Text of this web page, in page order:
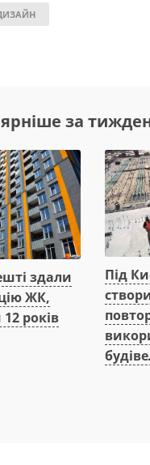
за
здали
ЖК,
років
Під